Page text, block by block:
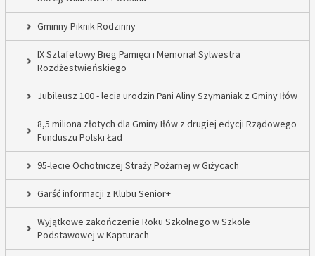
Gminny Piknik Rodzinny
IX Sztafetowy Bieg Pamięci i Memoriał Sylwestra
Rozdżestwieńskiego
Jubileusz 100 - lecia urodzin Pani Aliny Szymaniak z Gminy Iłów
8,5 miliona złotych dla Gminy Iłów z drugiej edycji Rządowego
Funduszu Polski Ład
95-lecie Ochotniczej Straży Pożarnej w Giżycach
Garść informacji z Klubu Senior+
Wyjątkowe zakończenie Roku Szkolnego w Szkole
Podstawowej w Kapturach